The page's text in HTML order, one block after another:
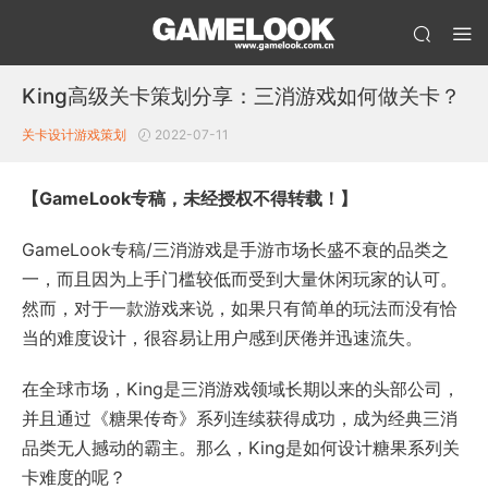
King高级关卡策划分享：三消游戏如何做关卡？
关卡设计游戏策划 2022-07-11
【GameLook专稿，未经授权不得转载！】
GameLook专稿/三消游戏是手游市场长盛不衰的品类之
一，而且因为上手门槛较低而受到大量休闲玩家的认可。
然而，对于一款游戏来说，如果只有简单的玩法而没有恰
当的难度设计，很容易让用户感到厌倦并迅速流失。
在全球市场，King是三消游戏领域长期以来的头部公司，
并且通过《糖果传奇》系列连续获得成功，成为经典三消
品类无人撼动的霸主。那么，King是如何设计糖果系列关
卡难度的呢？